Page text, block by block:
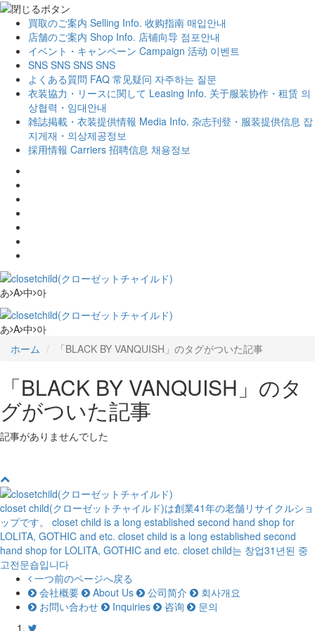
買取のご案内 Selling Info. 收购指南 매입안내
店舗のご案内 Shop Info. 店铺向导 점포안내
イベント・キャンペーン Campaign 活动 이벤트
SNS SNS SNS SNS
よくある質問 FAQ 常见疑问 자주하는 질문
衣装協力・リースに関して Leasing Info. 关于服装协作・租赁 의
상협력・임대안내
雑誌掲載・衣装提供情報 Media Info. 杂志刊登・服装提供信息 잡
지게재・의상제공정보
採用情報 Carriers 招聘信息 채용정보
あ A 中 아
あ A 中 아
ホーム
「BLACK BY VANQUISH」のタグがついた記事
「BLACK BY VANQUISH」のタ
グがついた記事
記事がありませんでした
closet child(クローゼットチャイルド)は創業41年の老舗リサイクルショ
ップです。
closet child is a long established second hand shop for
LOLITA, GOTHIC and etc. closet child is a long established second
hand shop for LOLITA, GOTHIC and etc. closet child는 창업31년된 중
고전문숍입니다
一つ前のページへ戻る
会社概要
About Us 公司简介
회사개요
お問い合わせ
Inquiries 咨询 문의